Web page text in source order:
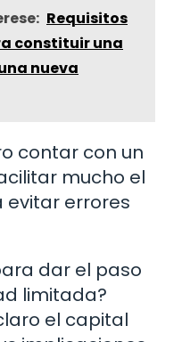
Requisitos
constituir una
nueva
contar con un
mucho el
evitar errores
dar el paso
limitada?
el capital